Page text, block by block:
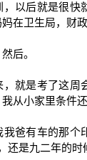
，以后就是很快
在卫生局，财
后。
，就是考了这周
从小家里条件还
我爸有车的那个
还是九二年的时